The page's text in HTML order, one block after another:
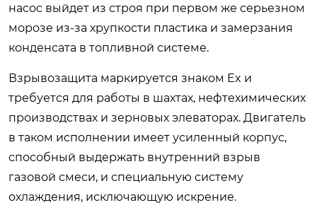
насос выйдет из строя при первом же серьезном
морозе из-за хрупкости пластика и замерзания
конденсата в топливной системе.
Взрывозащита маркируется знаком Ex и
требуется для работы в шахтах, нефтехимических
производствах и зерновых элеваторах. Двигатель
в таком исполнении имеет усиленный корпус,
способный выдержать внутренний взрыв
газовой смеси, и специальную систему
охлаждения, исключающую искрение.